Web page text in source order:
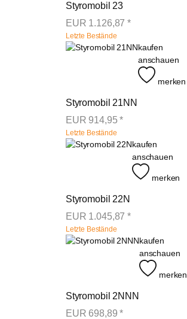
Styromobil 23
EUR 1.126,87 *
Letzte Bestände
kaufen
anschauen
merken
Styromobil 21NN
EUR 914,95 *
Letzte Bestände
kaufen
anschauen
merken
Styromobil 22N
EUR 1.045,87 *
Letzte Bestände
kaufen
anschauen
merken
Styromobil 2NNN
EUR 698,89 *